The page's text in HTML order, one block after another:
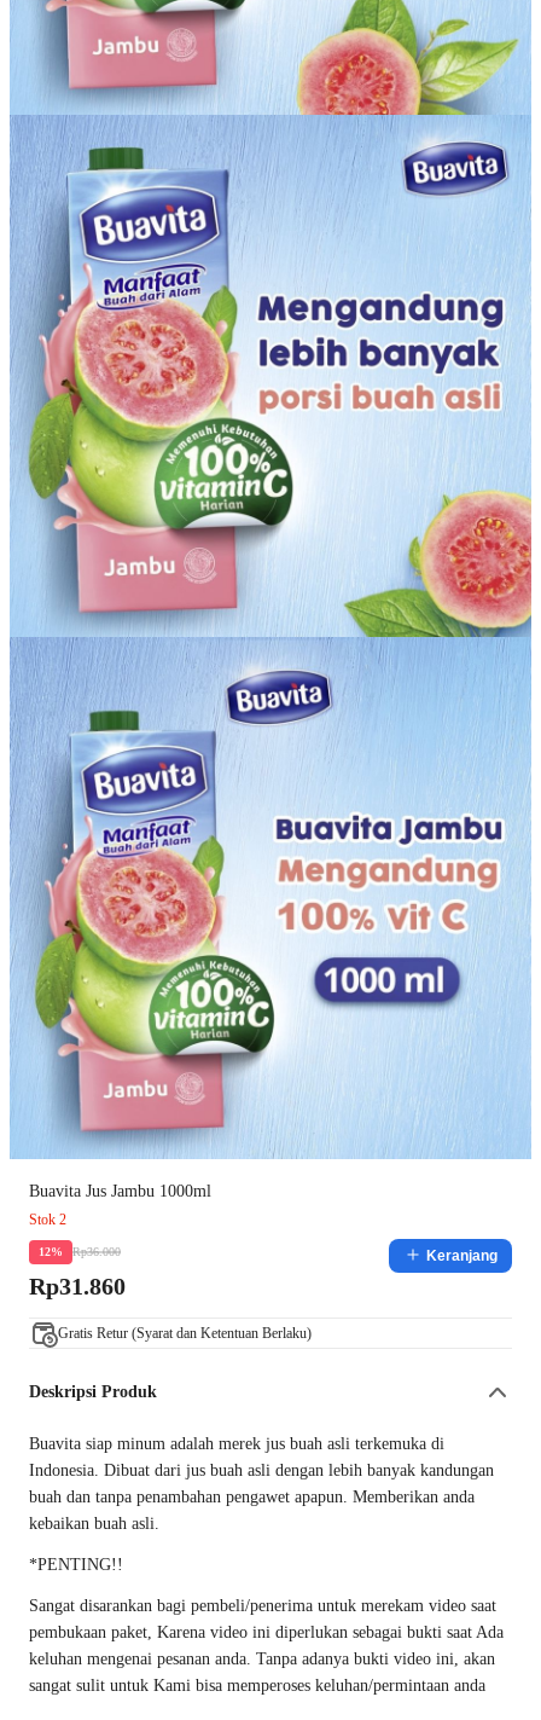
Buavita Jus Jambu 1000ml
Stok 2
12% Rp36.000
Rp31.860
Keranjang
Gratis Retur (Syarat dan Ketentuan Berlaku)
Deskripsi Produk
Buavita siap minum adalah merek jus buah asli terkemuka di
Indonesia. Dibuat dari jus buah asli dengan lebih banyak kandungan
buah dan tanpa penambahan pengawet apapun. Memberikan anda
kebaikan buah asli.
*PENTING!!
Sangat disarankan bagi pembeli/penerima untuk merekam video saat
pembukaan paket, Karena video ini diperlukan sebagai bukti saat Ada
keluhan mengenai pesanan anda. Tanpa adanya bukti video ini, akan
sangat sulit untuk Kami bisa memperoses keluhan/permintaan anda